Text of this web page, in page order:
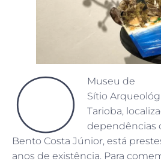
O
Museu de
Sítio
Tarioba,
dependências
Bento Costa Júnior, está
anos de existência. Para